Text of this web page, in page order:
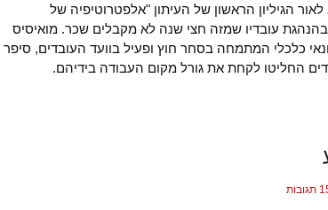
הגיליון הראשון של העיתון "אלפטרוטיפיה של
עובדיו שמזה חצי שנה לא מקבלים שכר. מואיסיס
כלכלי המתמחה בסחר חוץ ופעיל בוועד העובדים, סיפר
החליטו לקחת את גורל מקום העבודה בידיהם.